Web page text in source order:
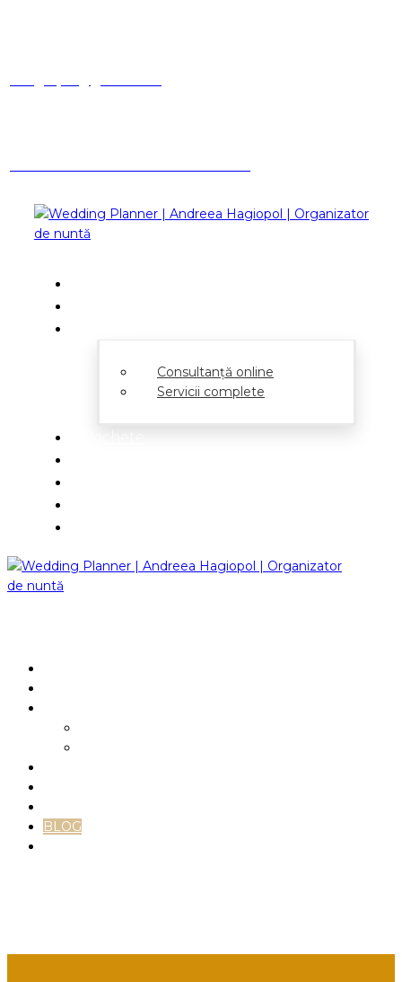
Consultanță online
Servicii complete
BLOG